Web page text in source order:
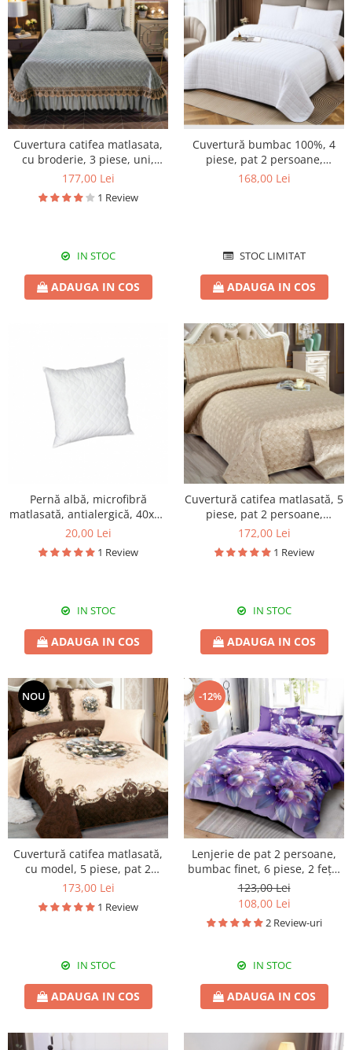
Cuvertura catifea matlasata,
cu broderie, 3 piese, uni,
220X240 cm CC81
177,00 Lei
1 Review
IN STOC
ADAUGA IN COS
Cuvertură bumbac 100%, 4
piese, pat 2 persoane,
230x240 cm, EY10
168,00 Lei
STOC LIMITAT
ADAUGA IN COS
Pernă albă, microfibră
matlasată, antialergică, 40x40
cm
20,00 Lei
1 Review
IN STOC
ADAUGA IN COS
Cuvertură catifea matlasată, 5
piese, pat 2 persoane,
220x240 cm, CC13
172,00 Lei
1 Review
IN STOC
ADAUGA IN COS
NOU
Cuvertură catifea matlasată,
cu model, 5 piese, pat 2
persoane, 230x250 cm, CM31
173,00 Lei
1 Review
IN STOC
ADAUGA IN COS
-12%
Lenjerie de pat 2 persoane,
bumbac finet, 6 piese, 2 fețe,
SP762
123,00 Lei
108,00 Lei
2 Review-uri
IN STOC
ADAUGA IN COS